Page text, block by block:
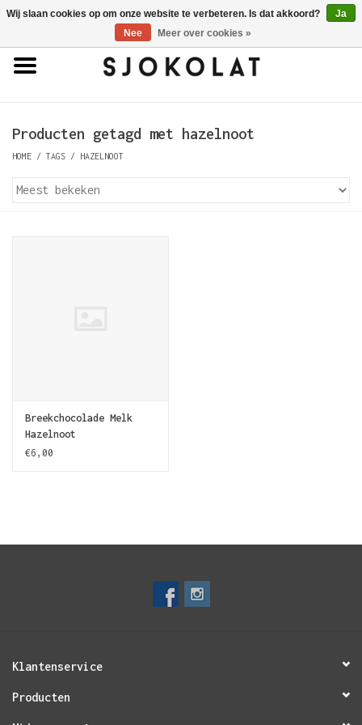
0 Artikelen - €0,00
Producten getagd met hazelnoot
HOME / TAGS / HAZELNOOT
Breekchocolade Melk
Hazelnoot
€6,00
Klantenservice
Producten
Wij slaan cookies op om onze website te verbeteren. Is dat akkoord?
Ja
Nee
Meer over cookies »